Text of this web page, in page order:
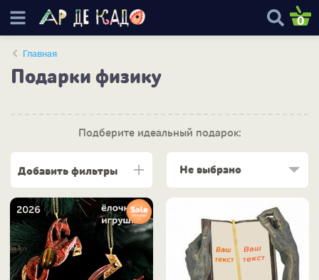
0
Главная
Подарки физику
Подберите идеальный подарок:
Добавить фильтры Не выбрано